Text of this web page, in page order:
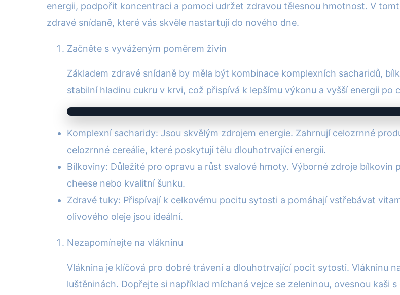
energii, podpořit koncentraci a pomoci udržet zdravou tělesnou hmotnost. V
zdravé snídaně, které vás skvěle nastartují do nového dne.
Začněte s vyváženým poměrem živin
Základem zdravé snídaně by měla být kombinace komplexních sacharidů,
stabilní hladinu cukru v krvi, což přispívá k lepšímu výkonu a vyšší energii po
Komplexní sacharidy: Jsou skvělým zdrojem energie. Zahrnují celozrnné
celozrnné cereálie, které poskytují tělu dlouhotrvající energii.
Bílkoviny: Důležité pro opravu a růst svalové hmoty. Výborné zdroje
cheese nebo kvalitní šunku.
Zdravé tuky: Přispívají k celkovému pocitu sytosti a pomáhají vstřebávat
olivového oleje jsou ideální.
Nezapomínejte na vlákninu
Vláknina je klíčová pro dobré trávení a dlouhotrvající pocit sytosti. Vlákninu
luštěninách. Dopřejte si například míchaná vejce se zeleninou, ovesnou kaši